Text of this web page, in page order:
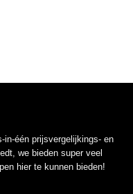
in-één prijsvergelijkings- en
we bieden super veel
hier te kunnen bieden!